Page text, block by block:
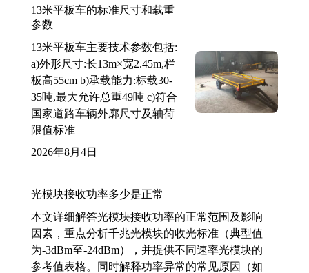
13米平板车的标准尺寸和载重
参数
13米平板车主要技术参数包括:
a)外形尺寸:长13m×宽2.45m,栏
板高55cm b)承载能力:标载30-
35吨,最大允许总重49吨 c)符合
国家道路车辆外廓尺寸及轴荷
限值标准
2026年8月4日
光模块接收功率多少是正常
本文详细解答光模块接收功率的正常范围及影响
因素，重点分析千兆光模块的收光标准（典型值
为-3dBm至-24dBm），并提供不同速率光模块的
参考值表格。同时解释功率异常的常见原因（如